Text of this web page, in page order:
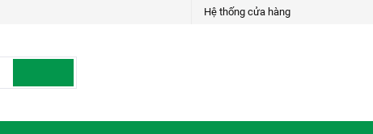
Hệ thống cửa hàng
LIÊN HỆ ĐẶT HÀNG